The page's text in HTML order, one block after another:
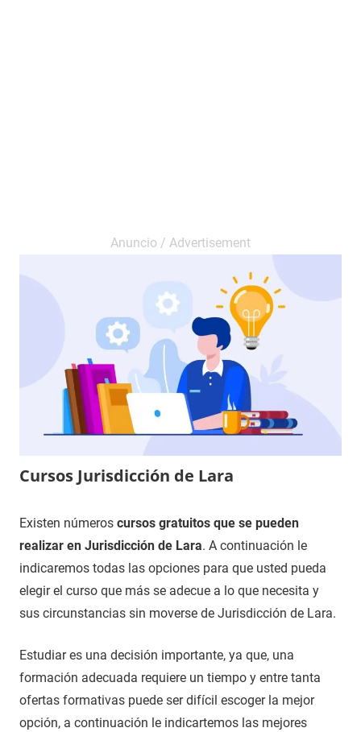
Cursos Jurisdicción de Lara
27
de
diciembre
2020
Maria
Cursos
en
Burgos
Existen números cursos gratuitos que se pueden
realizar en Jurisdicción de Lara. A continuación le
indicaremos todas las opciones para que usted pueda
elegir el curso que más se adecue a lo que necesita y
sus circunstancias sin moverse de Jurisdicción de Lara.
Estudiar es una decisión importante, ya que, una
formación adecuada requiere un tiempo y entre tanta
ofertas formativas puede ser difícil escoger la mejor
opción, a continuación le indicartemos las mejores